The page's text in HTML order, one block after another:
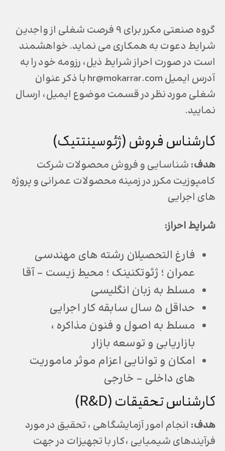
گروه صنعتی مکرر برای 9 فرصت شغلی از واجدین
شرایط دعوت به همکاری می نماید. خواهشمند
است در صورت احراز شرایط ذیل، رزومه خود را به
آدرس ایمیل hr@mokarrar.com با ذکر عنوان
شغلی مورد نظر در قسمت موضوع ایمیل، ارسال
نمایید.
کارشناس فروش (ژئوسینتتیک)
هدف:شناسایی و فروش محصولات شرکت
کامپوزیت مکرر در زمینه محصولات عمرانی و پروژه
های اجرایی
شرایط احراز:
فارغ التحصیلان رشته های مهندسی
عمران ؛ ژئوتکنینک ؛ محیط زیست – آقا
مسلط به زبان انگلیسی
حداقل 5 سال سابقه کار اجرایی
مسلط به اصول و فنون مذاکره ،
بازاریابی و توسعه بازار
امکان و توانایی اعزام موثر ماموریت
های داخلی – خارجی
کارشناس تحقیقات (R&D)
هدف:انجام امور آزمایشگاهی ، تحقیق در مورد
فرآیندهای شیمیایی ،کار با تجهیزات در جهت